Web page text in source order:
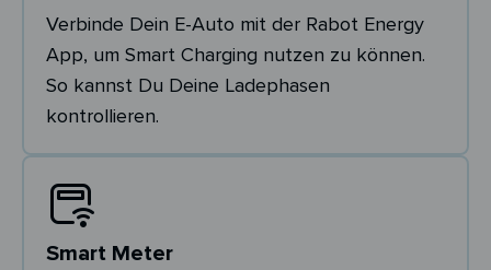
Verbinde Dein E-Auto mit der Rabot Energy
App, um Smart Charging nutzen zu können.
So kannst Du Deine Ladephasen
kontrollieren.
Smart Meter